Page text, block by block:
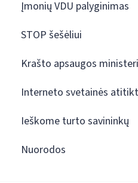
Įmonių VDU palyginimas
STOP šešėliui
Krašto apsaugos
Interneto svetainės
Ieškome turto savininkų
Nuorodos